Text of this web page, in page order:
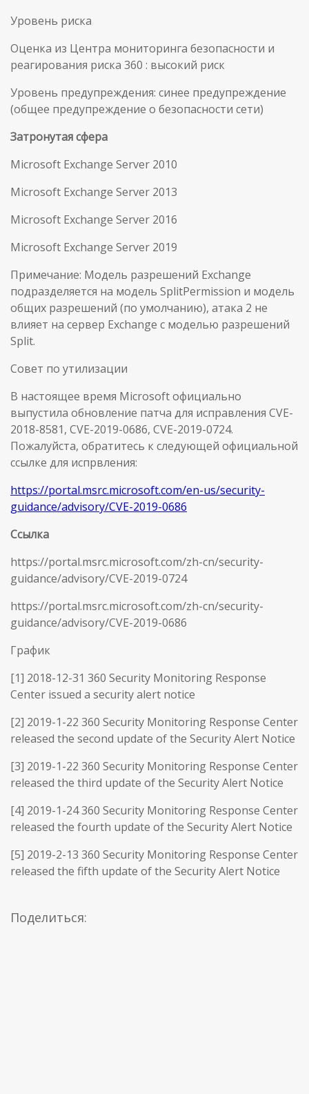
Уровень риска
Оценка из Центра мониторинга безопасности и
реагирования риска 360 : высокий риск
Уровень предупреждения: синее предупреждение
(общее предупреждение о безопасности сети)
Затронутая сфера
Microsoft Exchange Server 2010
Microsoft Exchange Server 2013
Microsoft Exchange Server 2016
Microsoft Exchange Server 2019
Примечание: Модель разрешений Exchange
подразделяется на модель SplitPermission и модель
общих разрешений (по умолчанию), атака 2 не
влияет на сервер Exchange с моделью разрешений
Split.
Совет по утилизации
В настоящее время Microsoft официально
выпустила обновление патча для исправления CVE-
2018-8581, CVE-2019-0686, CVE-2019-0724.
Пожалуйста, обратитесь к следующей официальной
ссылке для испрвления:
https://portal.msrc.microsoft.com/en-us/security-
guidance/advisory/CVE-2019-0686
Ссылка
https://portal.msrc.microsoft.com/zh-cn/security-
guidance/advisory/CVE-2019-0724
https://portal.msrc.microsoft.com/zh-cn/security-
guidance/advisory/CVE-2019-0686
График
[1] 2018-12-31 360 Security Monitoring Response
Center issued a security alert notice
[2] 2019-1-22 360 Security Monitoring Response Center
released the second update of the Security Alert Notice
[3] 2019-1-22 360 Security Monitoring Response Center
released the third update of the Security Alert Notice
[4] 2019-1-24 360 Security Monitoring Response Center
released the fourth update of the Security Alert Notice
[5] 2019-2-13 360 Security Monitoring Response Center
released the fifth update of the Security Alert Notice
Поделиться: